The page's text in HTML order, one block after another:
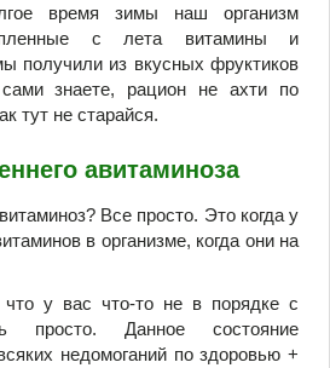
время зимы наш организм
с лета витамины и
получили из вкусных фруктиков
знаете, рацион не ахти по
тут не старайся.
авитаминоза
Все просто. Это когда у
в организме, когда они на
что у вас что-то не в порядке с
просто. Данное состояние
недомоганий по здоровью +